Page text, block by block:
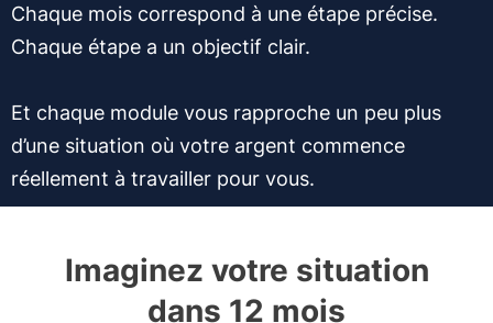
Chaque mois correspond à une étape précise.
Chaque étape a un objectif clair.
Et chaque module vous rapproche un peu plus
d’une situation où votre argent commence
réellement à travailler pour vous.
Imaginez votre situation
dans 12 mois